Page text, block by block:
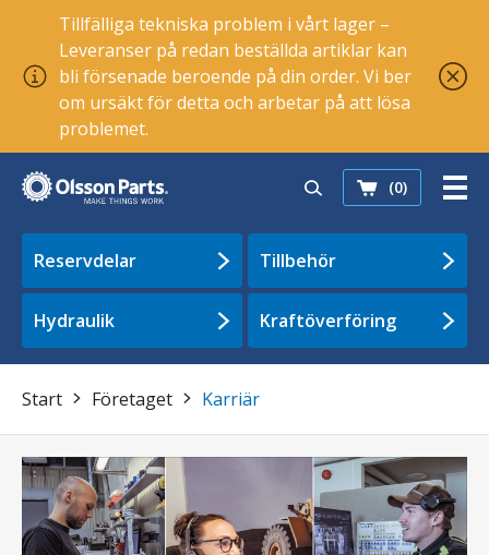
Tillfälliga tekniska problem i vårt lager –
Leveranser på redan beställda artiklar kan
bli försenade beroende på din order. Vi ber
om ursäkt för detta och arbetar på att lösa
problemet.
(0)
Reservdelar Tillbehör
Hydraulik Kraftöverföring
Start Företaget Karriär